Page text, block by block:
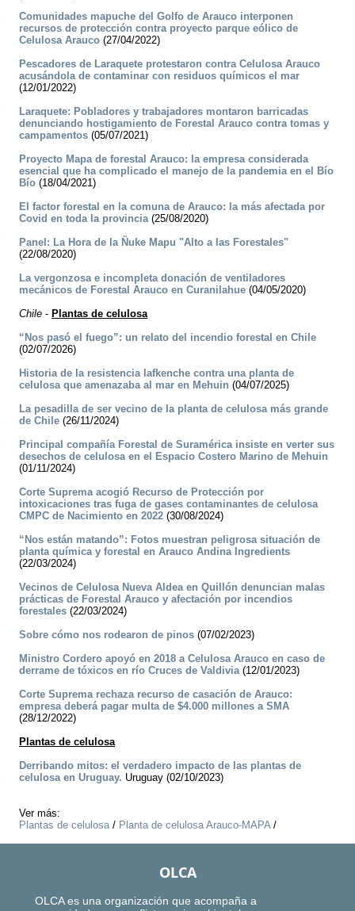
Comunidades mapuche del Golfo de Arauco interponen
recursos de protección contra proyecto parque eólico de
Celulosa Arauco (27/04/2022)
Pescadores de Laraquete protestaron contra Celulosa Arauco
acusándola de contaminar con residuos químicos el mar
(12/01/2022)
Laraquete: Pobladores y trabajadores montaron barricadas
denunciando hostigamiento de Forestal Arauco contra tomas y
campamentos (05/07/2021)
Proyecto Mapa de forestal Arauco: la empresa considerada
esencial que ha complicado el manejo de la pandemia en el Bío
Bío (18/04/2021)
El factor forestal en la comuna de Arauco: la más afectada por
Covid en toda la provincia(25/08/2020)
Panel: La Hora de la Ñuke Mapu "Alto a las Forestales"
(22/08/2020)
La vergonzosa e incompleta donación de ventiladores
mecánicos de Forestal Arauco en Curanilahue (04/05/2020)
Chile - Plantas de celulosa
“Nos pasó el fuego”: un relato del incendio forestal en Chile
(02/07/2026)
Historia de la resistencia lafkenche contra una planta de
celulosa que amenazaba al mar en Mehuin (04/07/2025)
La pesadilla de ser vecino de la planta de celulosa más grande
de Chile (26/11/2024)
Principal compañía Forestal de Suramérica insiste en verter sus
desechos de celulosa en el Espacio Costero Marino de Mehuin
(01/11/2024)
Corte Suprema acogió Recurso de Protección por
intoxicaciones tras fuga de gases contaminantes de celulosa
CMPC de Nacimiento en 2022 (30/08/2024)
“Nos están matando”: Fotos muestran peligrosa situación de
planta química y forestal en Arauco Andina Ingredients
(22/03/2024)
Vecinos de Celulosa Nueva Aldea en Quillón denuncian malas
prácticas de Forestal Arauco y afectación por incendios
forestales (22/03/2024)
Sobre cómo nos rodearon de pinos (07/02/2023)
Ministro Cordero apoyó en 2018 a Celulosa Arauco en caso de
derrame de tóxicos en río Cruces de Valdivia(12/01/2023)
Corte Suprema rechaza recurso de casación de Arauco:
empresa deberá pagar multa de $4.000 millones a SMA
(28/12/2022)
Plantas de celulosa
Derribando mitos: el verdadero impacto de las plantas de
celulosa en Uruguay. Uruguay (02/10/2023)
Ver más:
Plantas de celulosa/ Planta de celulosa Arauco-MAPA/
OLCA
OLCA es una organización que acompaña a